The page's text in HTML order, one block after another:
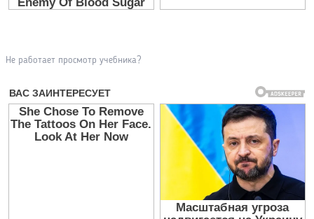
Не работает просмотр учебника?